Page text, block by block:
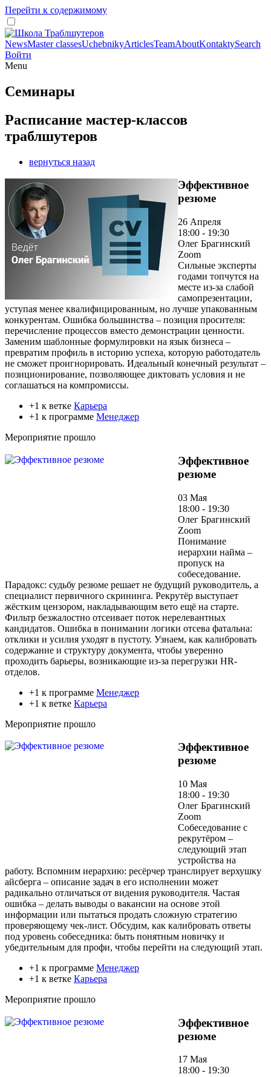
Перейти к содержимому
NewsMaster classesUchebnikyArticlesTeamAboutKontaktySearch
Войти
Menu
Семинары
Расписание мастер-классов
траблшутеров
вернуться назад
Эффективное
резюме
26 Апреля
18:00 - 19:30
Олег Брагинский
Zoom
Сильные эксперты
годами топчутся на
месте из-за слабой
самопрезентации,
уступая менее квалифицированным, но лучше упакованным
конкурентам. Ошибка большинства – позиция просителя:
перечисление процессов вместо демонстрации ценности.
Заменим шаблонные формулировки на язык бизнеса –
превратим профиль в историю успеха, которую работодатель
не сможет проигнорировать. Идеальный конечный результат –
позиционирование, позволяющее диктовать условия и не
соглашаться на компромиссы.
+1 к ветке Карьера
+1 к программе Менеджер
Мероприятие прошло
Эффективное
резюме
03 Мая
18:00 - 19:30
Олег Брагинский
Zoom
Понимание
иерархии найма –
пропуск на
собеседование.
Парадокс: судьбу резюме решает не будущий руководитель, а
специалист первичного скрининга. Рекрутёр выступает
жёстким цензором, накладывающим вето ещё на старте.
Фильтр безжалостно отсеивает поток нерелевантных
кандидатов. Ошибка в понимании логики отсева фатальна:
отклики и усилия уходят в пустоту. Узнаем, как калибровать
содержание и структуру документа, чтобы уверенно
проходить барьеры, возникающие из-за перегрузки HR-
отделов.
+1 к программе Менеджер
+1 к ветке Карьера
Мероприятие прошло
Эффективное
резюме
10 Мая
18:00 - 19:30
Олег Брагинский
Zoom
Собеседование с
рекрутёром –
следующий этап
устройства на
работу. Вспомним иерархию: ресёрчер транслирует верхушку
айсберга – описание задач в его исполнении может
радикально отличаться от видения руководителя. Частая
ошибка – делать выводы о вакансии на основе этой
информации или пытаться продать сложную стратегию
проверяющему чек-лист. Обсудим, как калибровать ответы
под уровень собеседника: быть понятным новичку и
убедительным для профи, чтобы перейти на следующий этап.
+1 к программе Менеджер
+1 к ветке Карьера
Мероприятие прошло
Эффективное
резюме
17 Мая
18:00 - 19:30